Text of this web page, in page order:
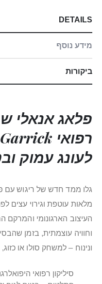
DETAILS
מידע נוסף
ביקורות
פלאג אנאלי
לעונג עמוק
גלו ממד חדש של ריגוש עם
מלאות עוטפת וגירוי עצים
העיצוב הארגונומי
וחוויה עוצמתית, בזמן
ונינוח – למשחק סולו או
סיליקון רפואי